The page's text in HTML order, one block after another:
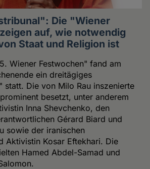
Die "Wiener
auf, wie notwendig
Staat und Religion ist
Wiener Festwochen" fand am
ein dreitägiges
statt. Die von Milo Rau inszenierte
besetzt, unter anderem
Inna Shevchenko, den
Gérard Biard und
sowie der iranischen
Aktivistin Kosar Eftekhari. Die
Hamed Abdel-Samad und